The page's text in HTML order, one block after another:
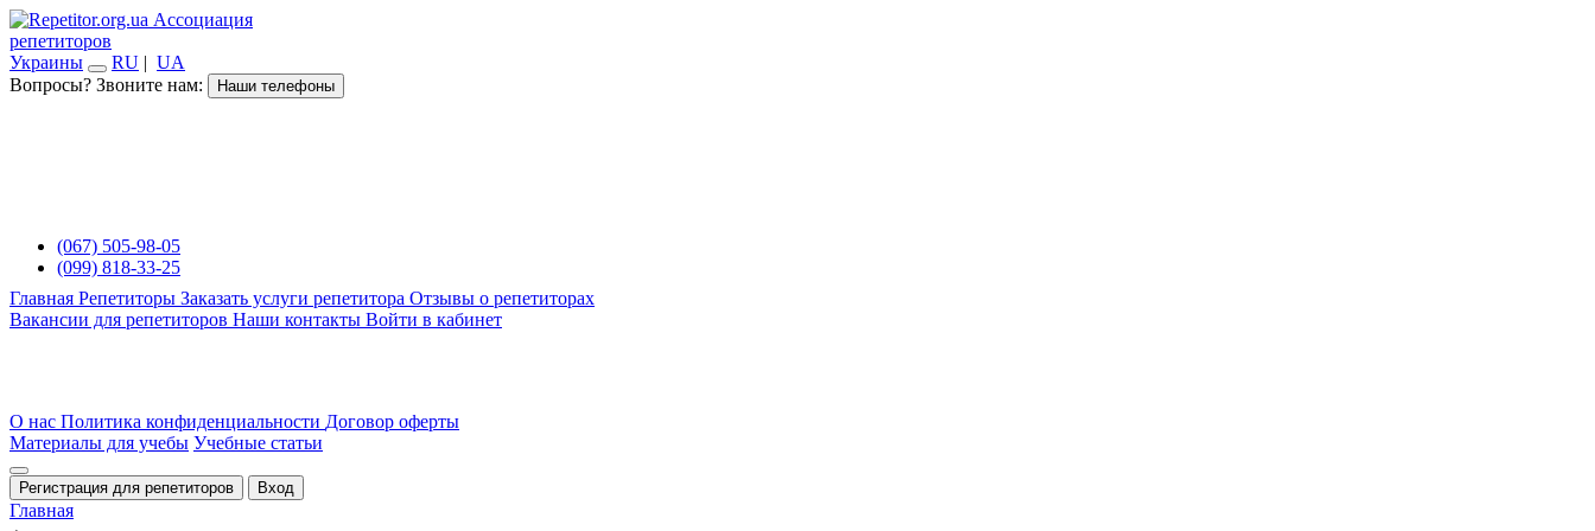
Ассоциация
репетиторов
Украины
RU | UA
Вопросы? Звоните нам:
Наши телефоны
(067) 505-98-05
(099) 818-33-25
Главная Репетиторы Заказать услуги репетитора Отзывы о репетиторах
Вакансии для репетиторов Наши контакты Войти в кабинет
О нас Политика конфиденциальности Договор оферты
Материалы для учебы Учебные статьи
Регистрация для репетиторов Вход
Главная